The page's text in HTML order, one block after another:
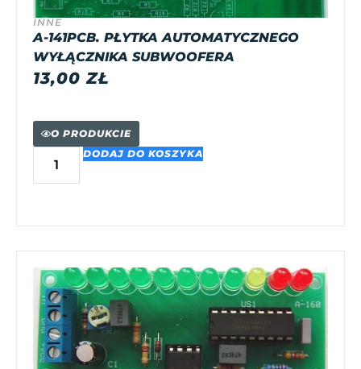
INNE
A-141PCB. PŁYTKA AUTOMATYCZNEGO
WYŁĄCZNIKA SUBWOOFERA
13,00ZŁ
O PRODUKCIE
DODAJ DO KOSZYKA